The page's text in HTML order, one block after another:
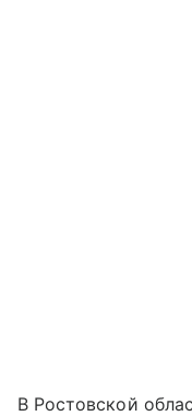
В Ростовской